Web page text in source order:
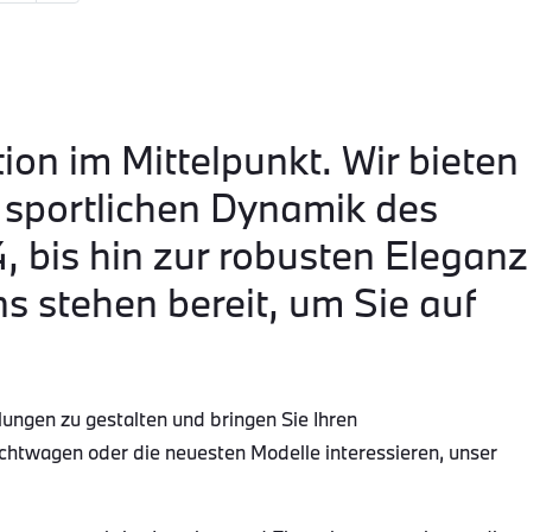
im Mittelpunkt. Wir bieten
Dynamik des
bis hin zur robusten Eleganz
stehen bereit, um Sie auf
zu gestalten und bringen Sie Ihren
oder die neuesten Modelle interessieren, unser